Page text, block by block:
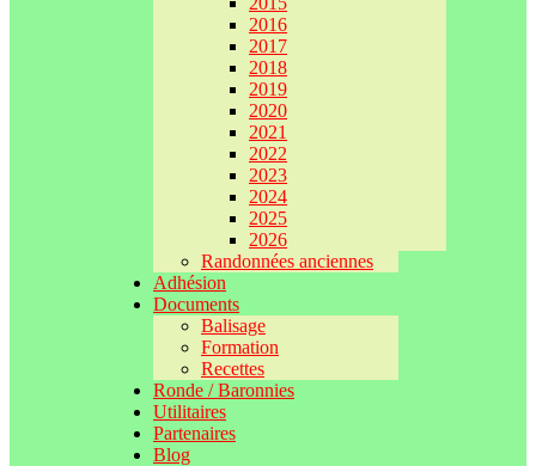
2016
2017
2018
2019
2020
2021
2022
2023
2024
2025
2026
Randonnées anciennes
Adhésion
Documents
Balisage
Formation
Recettes
Ronde / Baronnies
Utilitaires
Partenaires
Blog